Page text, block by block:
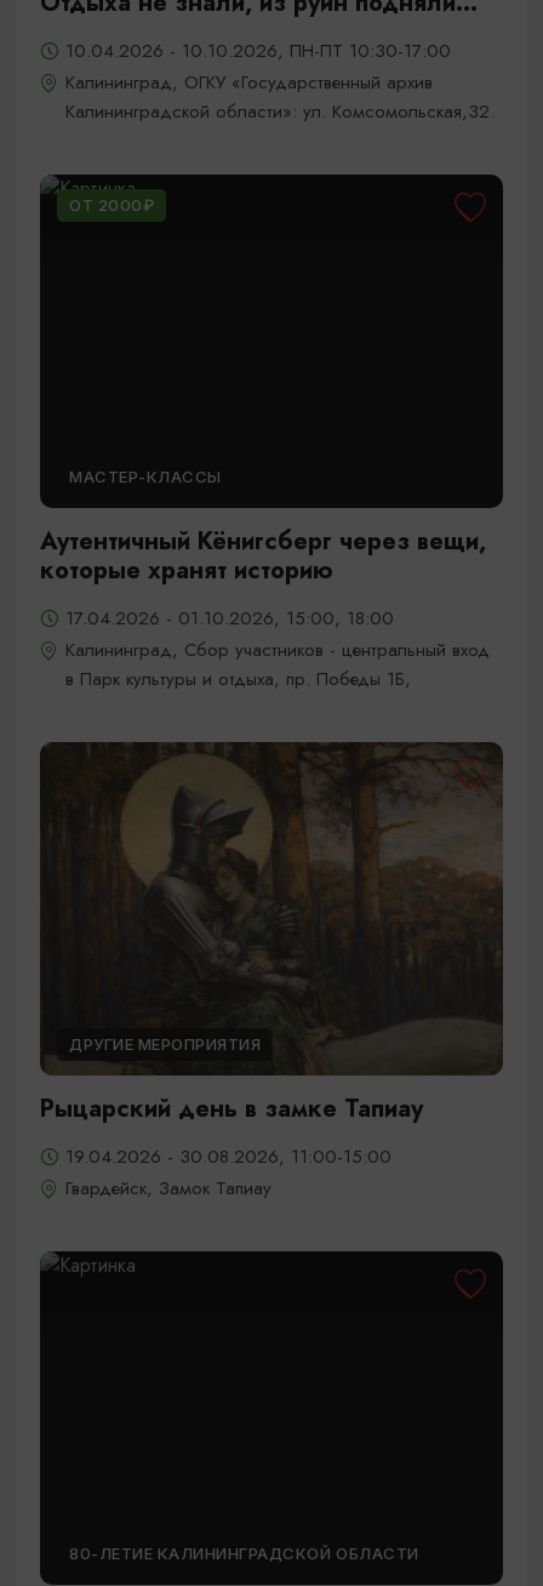
10.04.2026 - 10.10.2026, ПН-ПТ 10:30-17:00
Калининград, ОГКУ «Государственный архив
Калининградской области»: ул. Комсомольская,32.
ОТ 2000₽
МАСТЕР-КЛАССЫ
Аутентичный Кёнигсберг через вещи,
которые хранят историю
17.04.2026 - 01.10.2026, 15:00, 18:00
Калининград, Сбор участников - центральный вход
в Парк культуры и отдыха, пр. Победы 1Б,
ДРУГИЕ МЕРОПРИЯТИЯ
Рыцарский день в замке Тапиау
19.04.2026 - 30.08.2026, 11:00-15:00
Гвардейск, Замок Тапиау
80-ЛЕТИЕ КАЛИНИНГРАДСКОЙ ОБЛАСТИ